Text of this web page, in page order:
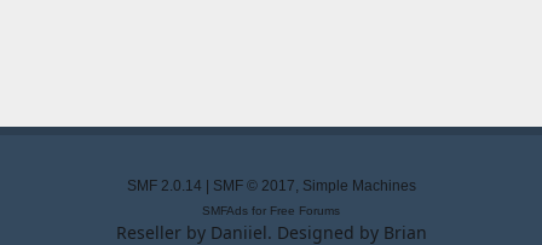
SMF 2.0.14 SMF © 2017, Simple Machines
SMFAds for Free Forums
Reseller by Daniiel. Designed by Brian